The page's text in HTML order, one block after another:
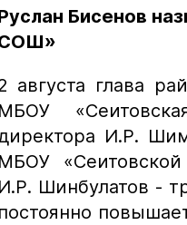
Бисенов
августа глава
МБОУ
И.Р.
МБОУ
И.Р. Шинбулатов -
постоянно